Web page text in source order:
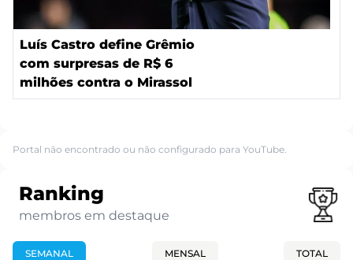
Luís Castro define Grêmio
com surpresas de R$ 6
milhões contra o Mirassol
Portal não encontrado ou não configurado para YouTube.
Ranking
membros em destaque
SEMANAL MENSAL TOTAL